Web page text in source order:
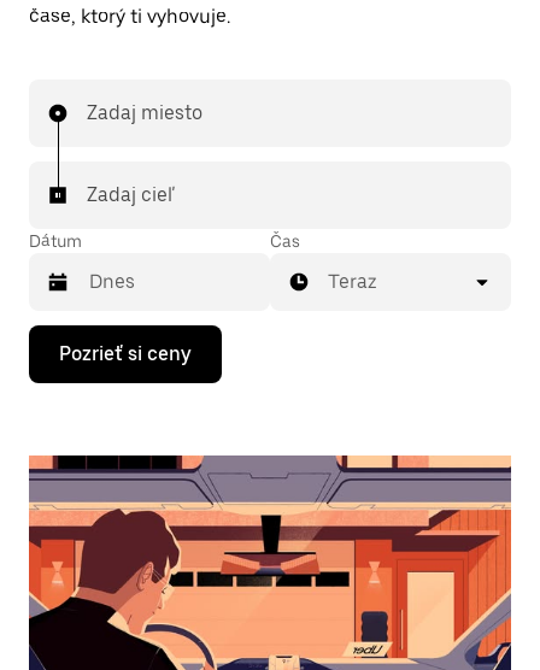
čase, ktorý ti vyhovuje.
Zadaj miesto
Zadaj cieľ
Dátum
Stlačením
šípky
nadol
vyber
Kalendár
zatvoríš
stlačením
klávesu
Esc.
Čas
Teraz
Pozrieť si ceny